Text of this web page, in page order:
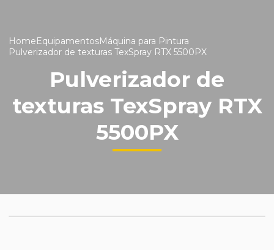
HomeEquipamentosMáquina para Pintura
Pulverizador de texturas TexSpray RTX 5500PX
Pulverizador de
texturas TexSpray RTX
5500PX